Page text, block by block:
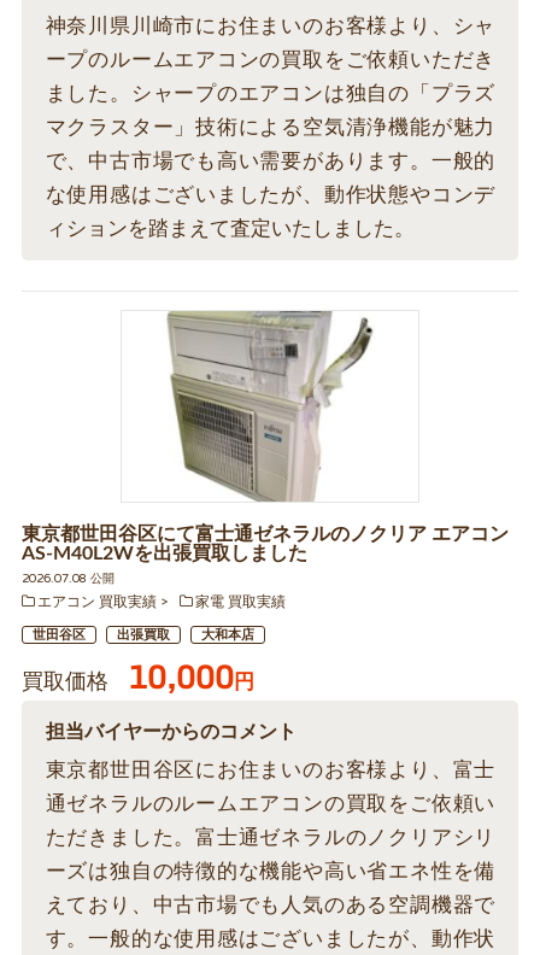
神奈川県川崎市にお住まいのお客様より、シャ
ープのルームエアコンの買取をご依頼いただき
ました。シャープのエアコンは独自の「プラズ
マクラスター」技術による空気清浄機能が魅力
で、中古市場でも高い需要があります。一般的
な使用感はございましたが、動作状態やコンデ
ィションを踏まえて査定いたしました。
東京都世田谷区にて富士通ゼネラルのノクリア エアコン
AS-M40L2Wを出張買取しました
2026.07.08 公開
エアコン 買取実績
家電 買取実績
世田谷区 出張買取 大和本店
買取価格 10,000円
担当バイヤーからのコメント
東京都世田谷区にお住まいのお客様より、富士
通ゼネラルのルームエアコンの買取をご依頼い
ただきました。富士通ゼネラルのノクリアシリ
ーズは独自の特徴的な機能や高い省エネ性を備
えており、中古市場でも人気のある空調機器で
す。一般的な使用感はございましたが、動作状